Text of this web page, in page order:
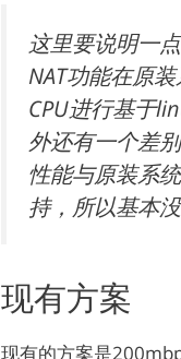
这里要说明一
NAT功能在原
CPU进行基于
外还有一个差
性能与原装系
持，所以基本
现有方案
现有的方案是